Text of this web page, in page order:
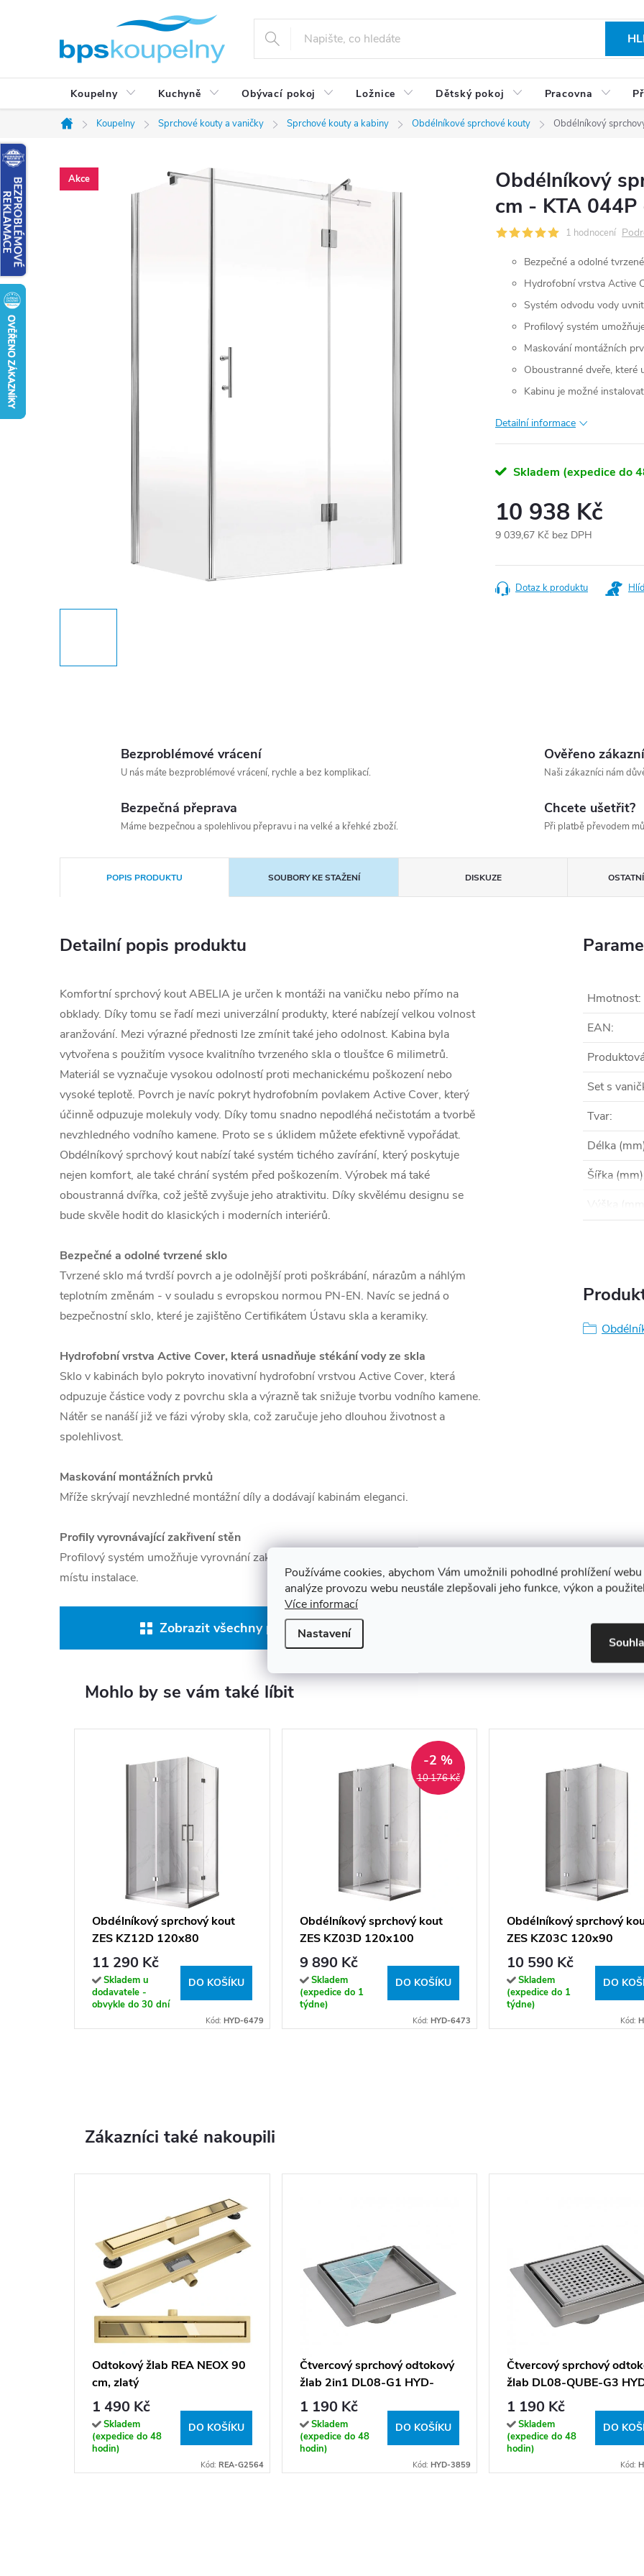
Používáme cookies, abychom Vám umožnili pohodlné prohlížení
analýze provozu webu neustále zlepšovali jeho funkce, výkon a
Více informací
Nastavení
Koupelny Kuchyně Obývací pokoj Ložnice Dětský pokoj Pracovna
Domů
Koupelny Sprchové kouty a vaničky Sprchové kouty a kabiny Obdélníkové sprchové kouty Obdélníkový
Akce
Obdélníkový
cm - KTA
1 hodnocení
Bezpečné a odolné
Hydrofobní vrstva Active
Systém odvodu vody
Profilový systém
Maskování montážních
Oboustranné dveře, které
Kabinu je možné
Detailní informace
Skladem (expedice do
10 938 Kč
9 039,67 Kč bez DPH
cena:
Dotaz k produktu
Bezproblémové vrácení
U nás máte bezproblémové vrácení, rychle a bez komplikací.
Ověřeno
Naši zákazníci nám
Bezpečná přeprava
Máme bezpečnou a spolehlivou přepravu i na velké a křehké zboží.
Chcete ušetřit?
Při platbě převodem
POPIS PRODUKTU SOUBORY KE STAŽENÍ DISKUZE
Detailní popis produktu
Komfortní sprchový kout ABELIA je určen k montáži na vaničku nebo přímo na
obklady. Díky tomu se řadí mezi univerzální produkty, které nabízejí velkou volnost
aranžování. Mezi výrazné přednosti lze zmínit také jeho odolnost. Kabina byla
vytvořena s použitím vysoce kvalitního tvrzeného skla o tloušťce 6 milimetrů.
Materiál se vyznačuje vysokou odolností proti mechanickému poškození nebo
vysoké teplotě. Povrch je navíc pokryt hydrofobním povlakem Active Cover, který
účinně odpuzuje molekuly vody. Díky tomu snadno nepodléhá nečistotám a tvorbě
nevzhledného vodního kamene. Proto se s úklidem můžete efektivně vypořádat.
Obdélníkový sprchový kout nabízí také systém tichého zavírání, který poskytuje
nejen komfort, ale také chrání systém před poškozením. Výrobek má také
oboustranná dvířka, což ještě zvyšuje jeho atraktivitu. Díky skvělému designu se
bude skvěle hodit do klasických i moderních interiérů.
Bezpečné a odolné tvrzené sklo
Tvrzené sklo má tvrdší povrch a je odolnější proti poškrábání, nárazům a náhlým
teplotním změnám - v souladu s evropskou normou PN-EN. Navíc se jedná o
bezpečnostní sklo, které je zajištěno Certifikátem Ústavu skla a keramiky.
Hydrofobní vrstva Active Cover, která usnadňuje stékání vody ze skla
Sklo v kabinách bylo pokryto inovativní hydrofobní vrstvou Active Cover, která
odpuzuje částice vody z povrchu skla a výrazně tak snižuje tvorbu vodního kamene.
Nátěr se nanáší již ve fázi výroby skla, což zaručuje jeho dlouhou životnost a
spolehlivost.
Maskování montážních prvků
Mříže skrývají nevzhledné montážní díly a dodávají kabinám eleganci.
Profily vyrovnávající zakřivení stěn
Profilový systém umožňuje vyrovnání zakřivení stěn a pomáhá přizpůsobit kabinu
místu instalace.
Zobrazit všechny produkty z řady Abelia
Hmotnost:
EAN:
Set s
Tvar:
Délka
Šířka (mm)
Výška (mm)
Mohlo by se vám také líbit
Obdélníkový sprchový kout
ZES KZ12D 120x80
chrom/transparent - bez
vaničky
11 290 Kč
Skladem u
dodavatele -
obvykle do 30 dní
DO KOŠÍKU
Kód: HYD-6479
10 176 Kč
-2 %
Obdélníkový sprchový kout
ZES KZ03D 120x100
chrom/transparent - bez
vaničky
9 890 Kč
Skladem
(expedice do 1
týdne)
DO KOŠÍKU
Kód: HYD-6473
Obdélníkový sprchový
ZES KZ03C 120x90
chrom/transparent - bez
vaničky
10 590 Kč
Skladem
(expedice do 1
týdne)
DO
Kód:
Zákazníci také nakoupili
Odtokový žlab REA NEOX 90
cm, zlatý
1 490 Kč
Skladem
(expedice do 48
hodin)
DO KOŠÍKU
Kód: REA-G2564
Čtvercový sprchový odtokový
žlab 2in1 DL08-G1 HYD-
3859 15x15 cm, satén
1 190 Kč
Skladem
(expedice do 48
hodin)
DO KOŠÍKU
Kód: HYD-3859
Čtvercový sprchový
žlab DL08-QUBE-G3
3860 15x15 cm, satén
1 190 Kč
Skladem
(expedice do 48
hodin)
DO
Kód: